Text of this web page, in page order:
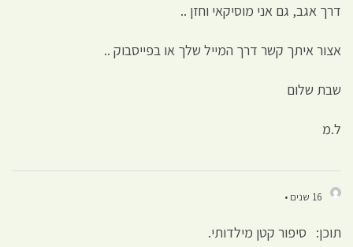
דרך אגב, גם אני מוסיקאי וחזן ..
אצור איתך קשר דרך המייל שלך או בפייסבוק ..
שבת שלום
ל.מ
16 שנים •
תוכן: סיפור קטן מילדותי.